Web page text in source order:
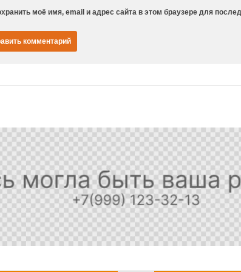
моё имя, email и адрес сайта в этом браузере для